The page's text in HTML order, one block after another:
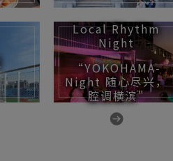
Local Rhythm
Night
“YOKOHAMA-
Night 随心尽兴，
腔调横滨"